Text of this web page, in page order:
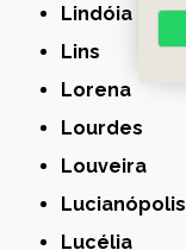
Lindóia
Lins
Lorena
Lourdes
Louveira
Lucianópolis
Lucélia